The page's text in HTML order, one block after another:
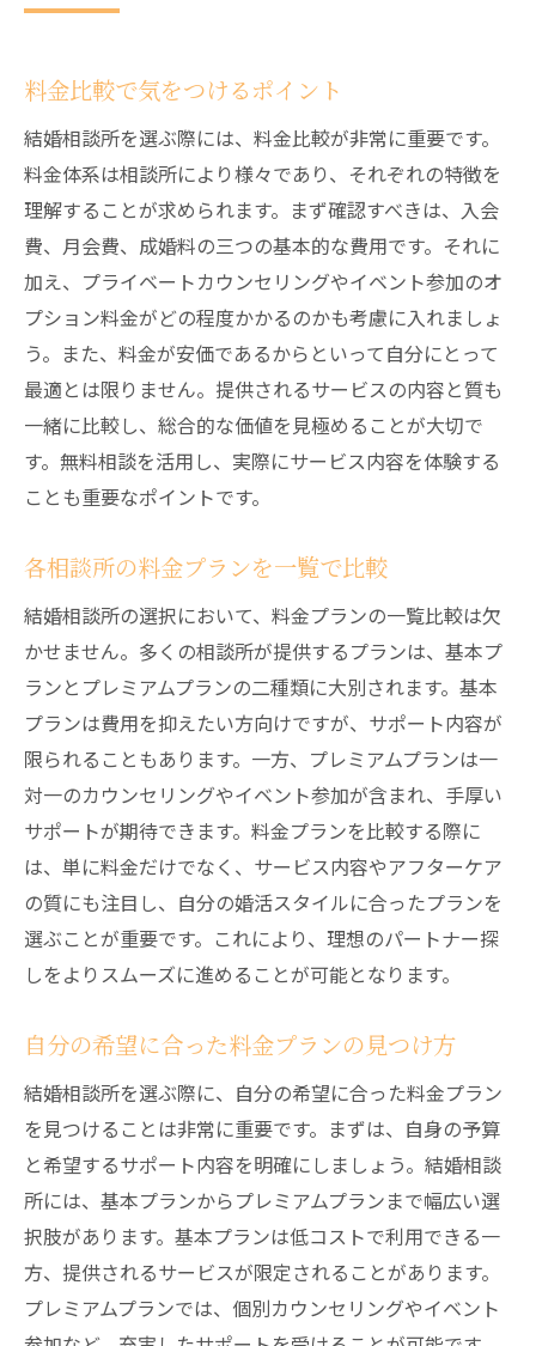
料金比較で気をつけるポイント
結婚相談所を選ぶ際には、料金比較が非常に重要です。
料金体系は相談所により様々であり、それぞれの特徴を
理解することが求められます。まず確認すべきは、入会
費、月会費、成婚料の三つの基本的な費用です。それに
加え、プライベートカウンセリングやイベント参加のオ
プション料金がどの程度かかるのかも考慮に入れましょ
う。また、料金が安価であるからといって自分にとって
最適とは限りません。提供されるサービスの内容と質も
一緒に比較し、総合的な価値を見極めることが大切で
す。無料相談を活用し、実際にサービス内容を体験する
ことも重要なポイントです。
各相談所の料金プランを一覧で比較
結婚相談所の選択において、料金プランの一覧比較は欠
かせません。多くの相談所が提供するプランは、基本プ
ランとプレミアムプランの二種類に大別されます。基本
プランは費用を抑えたい方向けですが、サポート内容が
限られることもあります。一方、プレミアムプランは一
対一のカウンセリングやイベント参加が含まれ、手厚い
サポートが期待できます。料金プランを比較する際に
は、単に料金だけでなく、サービス内容やアフターケア
の質にも注目し、自分の婚活スタイルに合ったプランを
選ぶことが重要です。これにより、理想のパートナー探
しをよりスムーズに進めることが可能となります。
自分の希望に合った料金プランの見つけ方
結婚相談所を選ぶ際に、自分の希望に合った料金プラン
を見つけることは非常に重要です。まずは、自身の予算
と希望するサポート内容を明確にしましょう。結婚相談
所には、基本プランからプレミアムプランまで幅広い選
択肢があります。基本プランは低コストで利用できる一
方、提供されるサービスが限定されることがあります。
プレミアムプランでは、個別カウンセリングやイベント